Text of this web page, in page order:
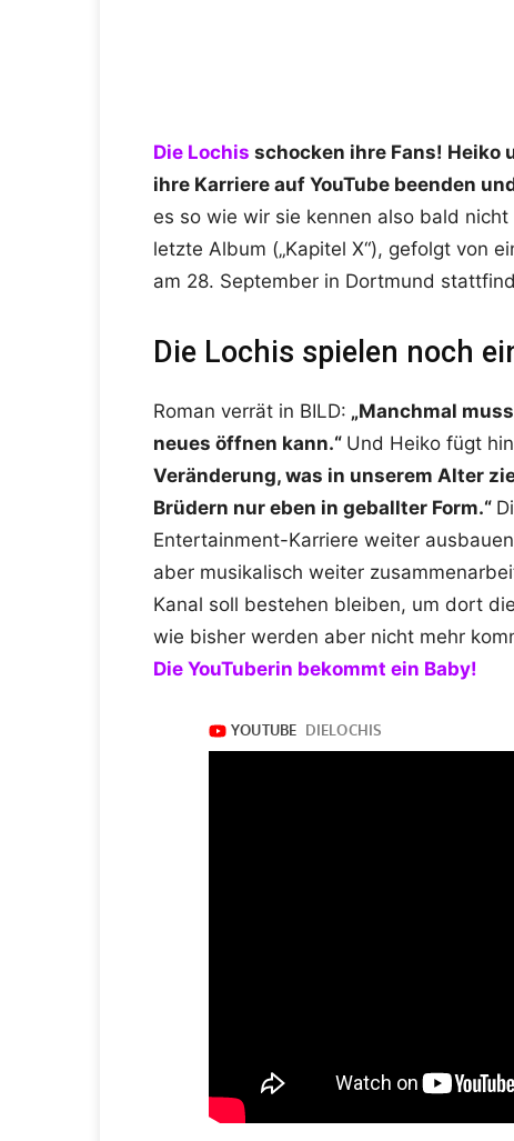
Die Lochis schocken ihre Fans! Heiko
ihre Karriere auf YouTube beenden
es so wie wir sie kennen also bald
letzte Album („Kapitel X“), gefolgt von
am 28. September in Dortmund
Die Lochis spielen noch
Roman verrät in BILD: „Manchmal
neues öffnen kann.“ Und Heiko fügt
Veränderung, was in unserem Alter
Brüdern nur eben in geballter Form.“
Entertainment-Karriere weiter
aber musikalisch weiter
Kanal soll bestehen bleiben, um dort
wie bisher werden aber nicht mehr
Die YouTuberin bekommt ein Baby!